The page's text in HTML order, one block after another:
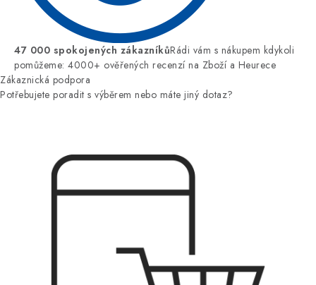
47 000 spokojených zákazníkůRádi vám s nákupem kdykoli
pomůžeme: 4000+ ověřených recenzí na Zboží a Heurece
Zákaznická podpora
Potřebujete poradit s výběrem nebo máte jiný dotaz?